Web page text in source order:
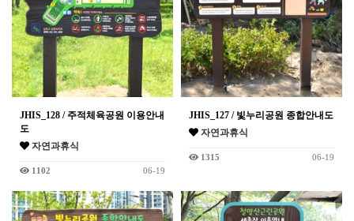
JHIS_128 / 주적체육공원 이용안내
도
자연과휴식
1102 06-19
JHIS_127 / 빛누리공원 종합안내도
자연과휴식
1315 06-19